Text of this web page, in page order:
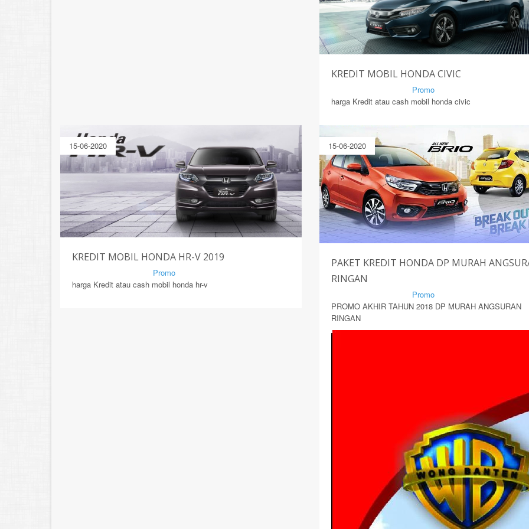
KREDIT MOBIL HONDA CIVIC
Promo
harga Kredit atau cash mobil honda civic
15-06-2020
KREDIT MOBIL HONDA HR-V 2019
Promo
harga Kredit atau cash mobil honda hr-v
15-06-2020
PAKET KREDIT HONDA DP MURAH
RINGAN
Promo
PROMO AKHIR TAHUN 2018 DP MURAH ANGSURAN
RINGAN